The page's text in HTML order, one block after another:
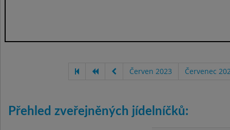
Červen 2023 Červenec
Přehled zveřejněných jídelníčků: